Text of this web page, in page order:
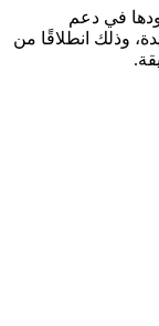
في دعم
وذلك انطلاقًا من